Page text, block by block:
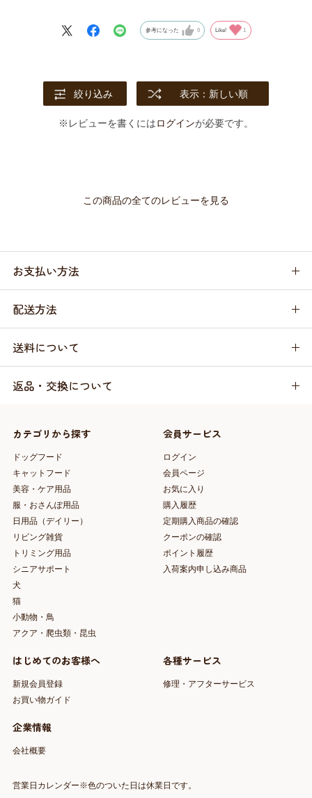
参考になった 0 Like! 1
絞り込み 表示：新しい順
※レビューを書くにはログインが必要です。
この商品の全てのレビューを見る
お支払い方法
配送方法
送料について
返品・交換について
カテゴリから探す
ドッグフード
キャットフード
美容・ケア用品
服・おさんぽ用品
日用品（デイリー）
リビング雑貨
トリミング用品
シニアサポート
犬
猫
小動物・鳥
アクア・爬虫類・昆虫
会員サービス
ログイン
会員ページ
お気に入り
購入履歴
定期購入商品の確認
クーポンの確認
ポイント履歴
入荷案内申し込み商品
はじめてのお客様へ
新規会員登録
お買い物ガイド
各種サービス
修理・アフターサービス
企業情報
会社概要
営業日カレンダー※色のついた日は休業日です。